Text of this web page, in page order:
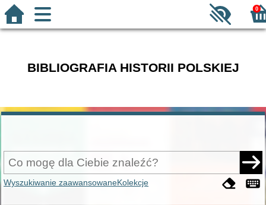
0
BIBLIOGRAFIA HISTORII POLSKIEJ
Wyszukiwanie zaawansowaneKolekcje